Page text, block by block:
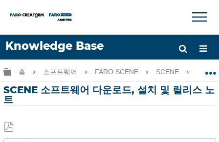
Knowledge Base
언어
도움 받기 로그인
×
글로벌 계층 확장/축소
홈 소프트웨어 FARO SCENE SCENE
SCENE 소프트웨어 다운로드, 설치 및 릴리스 노
트